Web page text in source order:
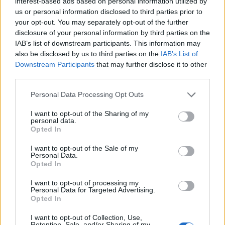
us or personal information disclosed to third parties prior to
your opt-out. You may separately opt-out of the further
disclosure of your personal information by third parties on the
IAB’s list of downstream participants. This information may
also be disclosed by us to third parties on the IAB’s List of
Downstream Participants that may further disclose it to other
Personal Data Processing Opt Outs
I want to opt-out of the Sharing of my
personal data.
Opted In
I want to opt-out of the Sale of my
Personal Data.
Opted In
I want to opt-out of processing my
Personal Data for Targeted Advertising.
Opted In
I want to opt-out of Collection, Use,
Вашите кориснчки податоци може да бидат споделени со други
деловни субјекти овластени за обработка на податоци врз
основа на важечките закони на Република Македонија. Во
согласност со одредбите од Општата регулатива за заштита на
личните податоци (Европскиот парламент и Регулативата (ЕУ
Македонија.
Споделување на податоци надвор од ЕЕА
земјите на Европската економска област (ЕЕА) или во
Швајцарија, односно во земји кои ги исполнуваат соодветното
ниво за заштита на личноста на податоци.
Некои од нашите доверливи партнери, на пример Google и
Facebook, се надвор од ЕЕА. Во однос на пренесување на